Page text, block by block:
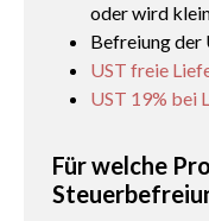
oder wird
Befreiung der
UST freie
UST 19% bei
Für welche